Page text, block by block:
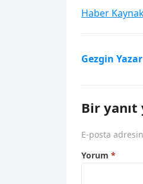
Haber
Gezgin Yazar
Bir yanıt
E-posta
Yorum *